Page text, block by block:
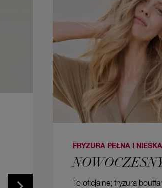
FRYZURA PEŁNA I
To oficjalne; fryzura